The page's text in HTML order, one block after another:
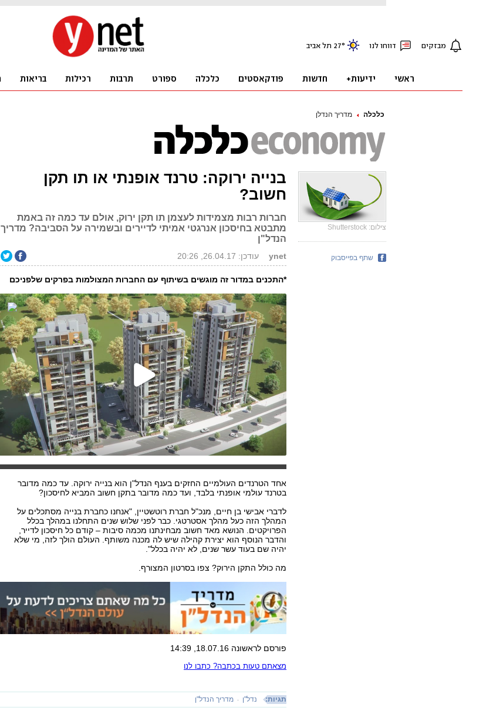
כלכלה מדריך הנדלן
בנייה ירוקה: טרנד אופנתי או תו תקן
חשוב?
חברות רבות מצמידות לעצמן תו תקן ירוק, אולם עד כמה זה באמת
מתבטא בחיסכון אנרגטי אמיתי לדיירים ובשמירה על הסביבה? מדריך
הנדל"ן
ynet עודכן: 26.04.17, 20:26
*התכנים במדור זה מוגשים בשיתוף עם החברות המצולמות בפרקים שלפניכם
אחד הטרנדים העולמיים החזקים בענף הנדל"ן הוא בנייה ירוקה. עד כמה מדובר
בטרנד עולמי אופנתי בלבד, ועד כמה מדובר בתקן חשוב המביא לחיסכון?
לדברי אבישי בן חיים, מנכ"ל חברת רוטשטיין, "אנחנו כחברת בנייה מסתכלים על
המהלך הזה כעל מהלך אסטרטגי. כבר לפני שלוש שנים התחלנו במהלך בכלל
הפרויקטים. הנושא מאד חשוב מבחינתנו מכמה סיבות – קודם כל חיסכון לדייר,
והדבר הנוסף הוא יצירת קהילה שיש לה מכנה משותף. העולם הולך לזה, מי שלא
יהיה שם בעוד עשר שנים, לא יהיה בכלל".
מה כולל התקן הירוק? צפו בסרטון המצורף.
פורסם לראשונה 18.07.16, 14:39
מצאתם טעות בכתבה? כתבו לנו
תגיות: נדל"ן מדריך הנדל"ן
צילום: Shutterstock
שתף בפייסבוק